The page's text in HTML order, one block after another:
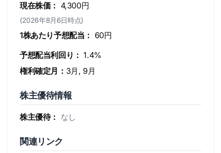
現在株価： 4,300円
(2026年8月6日時点)
1株あたり予想配当： 60円
予想配当利回り： 1.4%
権利確定月： 3月, 9月
株主優待情報
株主優待： なし
関連リンク